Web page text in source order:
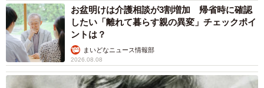
お盆明けは介護相談が3割増加 帰省時に確認
したい「離れて暮らす親の異変」チェックポイ
ントは？
まいどなニュース情報部
2026.08.08